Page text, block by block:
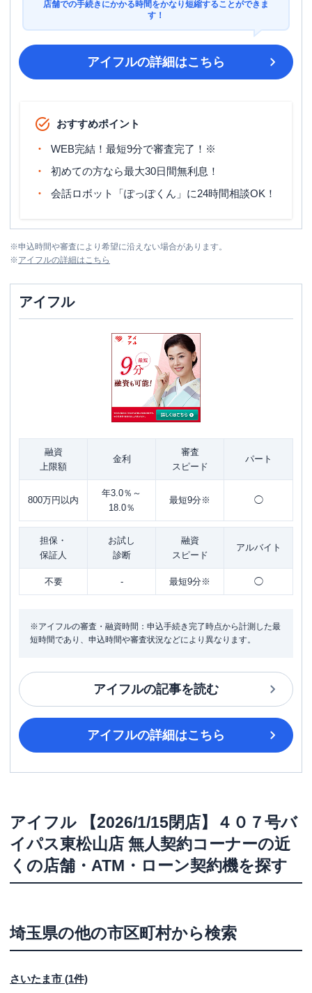
店舗での手続きにかかる時間をかなり短縮することができま
す！
アイフルの詳細はこちら
おすすめポイント
WEB完結！最短9分で審査完了！※
初めての方なら最大30日間無利息！
会話ロボット「ぽっぽくん」に24時間相談OK！
※申込時間や審査により希望に沿えない場合があります。
※アイフルの詳細はこちら
アイフル
融資
上限額
金利
審査
スピード
パート
800万円以内
年3.0％～
18.0％
最短9分※ ◯
担保・
保証人
お試し
診断
融資
スピード
アルバイト
不要 - 最短9分※ ◯
※アイフルの審査・融資時間：申込手続き完了時点から計測した最
短時間であり、申込時間や審査状況などにより異なります。
アイフルの記事を読む
アイフルの詳細はこちら
アイフル
【2026/1/15閉店】４０７号バ
イパス東松山店 無人契約コーナーの近
くの店舗・ATM・ローン契約機を探す
埼玉県の他の市区町村から検索
さいたま市 (1件)